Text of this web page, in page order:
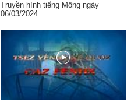
Truyền hình tiếng Mông ngày
06/03/2024